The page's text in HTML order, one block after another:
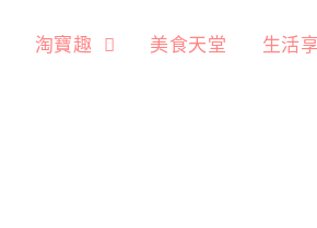
淘寶趣 美食天堂 生活